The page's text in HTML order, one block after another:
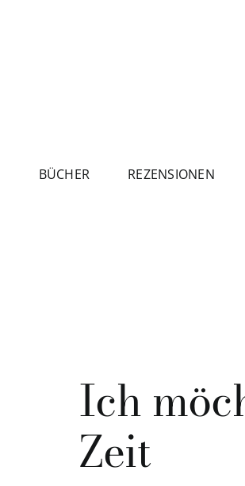
BÜCHER REZENSIONEN
Ich
Zeit